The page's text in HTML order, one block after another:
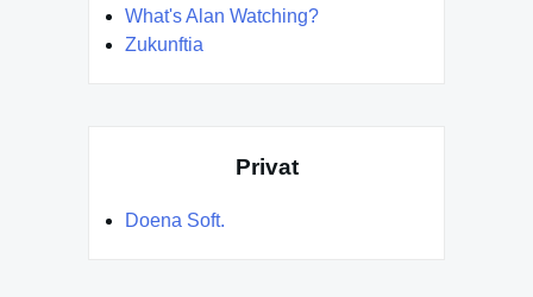
What's Alan Watching?
Zukunftia
Privat
Doena Soft.